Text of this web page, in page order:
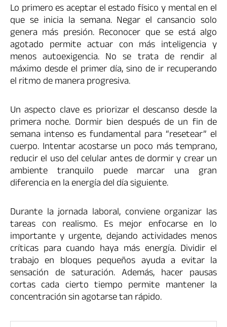
Lo primero es aceptar el estado físico y mental en el
que se inicia la semana. Negar el cansancio solo
genera más presión. Reconocer que se está algo
agotado permite actuar con más inteligencia y
menos autoexigencia. No se trata de rendir al
máximo desde el primer día, sino de ir recuperando
el ritmo de manera progresiva.
Un aspecto clave es priorizar el descanso desde la
primera noche. Dormir bien después de un fin de
semana intenso es fundamental para “resetear” el
cuerpo. Intentar acostarse un poco más temprano,
reducir el uso del celular antes de dormir y crear un
ambiente tranquilo puede marcar una gran
diferencia en la energía del día siguiente.
Durante la jornada laboral, conviene organizar las
tareas con realismo. Es mejor enfocarse en lo
importante y urgente, dejando actividades menos
críticas para cuando haya más energía. Dividir el
trabajo en bloques pequeños ayuda a evitar la
sensación de saturación. Además, hacer pausas
cortas cada cierto tiempo permite mantener la
concentración sin agotarse tan rápido.